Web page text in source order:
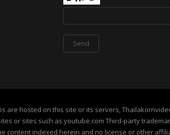
are hosted on this site or its servers,
or sites such as youtube.com Third-party
content indexed herein and no license or other